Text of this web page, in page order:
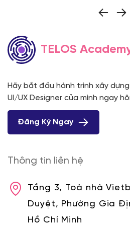
TELOS
Hãy bắt đầu hành trình xây
UI/UX Designer của mình ngay
Đăng Ký Ngay
Thông tin liên hệ
Tầng 3, Toà nhà
Duyệt, Phường Gia
Hồ Chí Minh